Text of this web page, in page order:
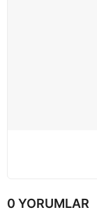
0 YORUMLAR